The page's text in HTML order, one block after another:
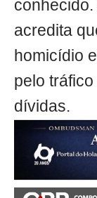
acredita
homicídio
pelo
dívidas.